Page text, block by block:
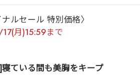
ナルセール 特別価格〉
月)15:59まで
ている間も美胸をキープ